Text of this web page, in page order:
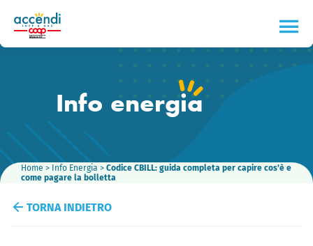
Info energia
Home > Info Energia > Codice CBILL: guida completa per capire cos’è e
come pagare la bolletta
TORNA INDIETRO